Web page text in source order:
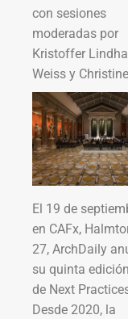
con sesiones
moderadas por
Kristoffer
Weiss y
El 19 de
en CAFx,
27, ArchDaily
su quinta edición
de Next
Desde 2020, la